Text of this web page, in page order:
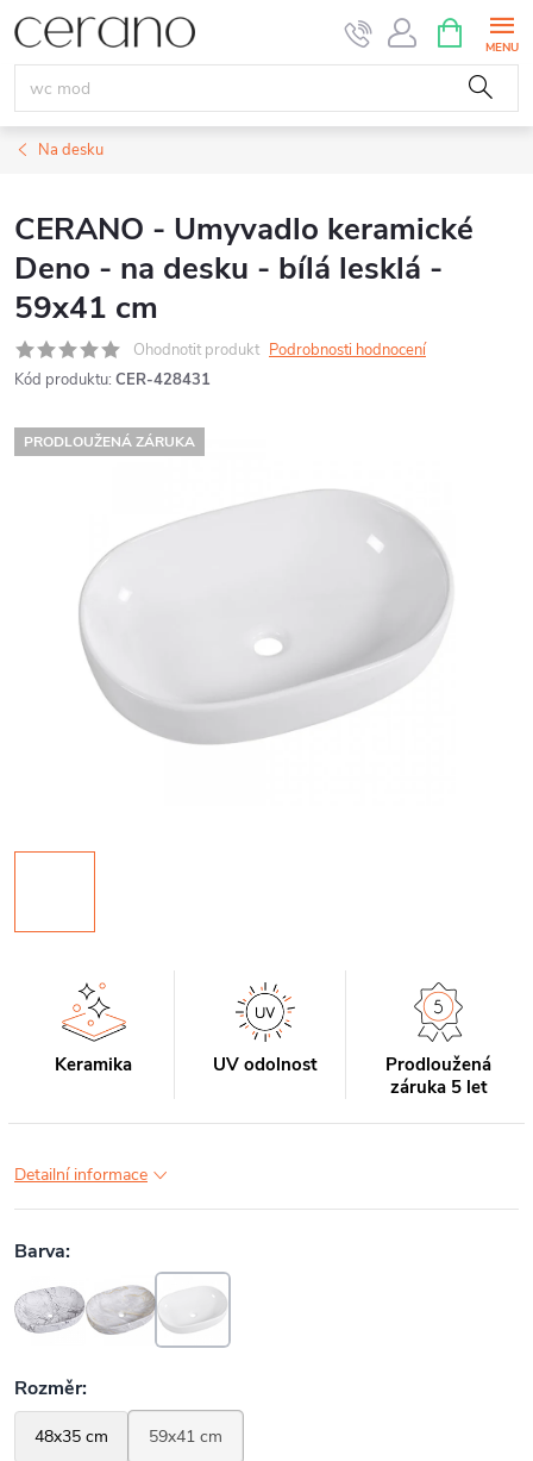
Přejít
na
obsah
NÁKUPNÍ
KOŠÍK
Na desku
CERANO - Umyvadlo keramické
Deno - na desku - bílá lesklá -
59x41 cm
Ohodnotit produkt Podrobnosti hodnocení
Kód produktu: CER-428431
PRODLOUŽENÁ ZÁRUKA
Keramika UV odolnost
Prodloužená
záruka 5 let
Detailní informace